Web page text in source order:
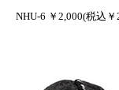
NHU-6 ￥2,000(税込￥